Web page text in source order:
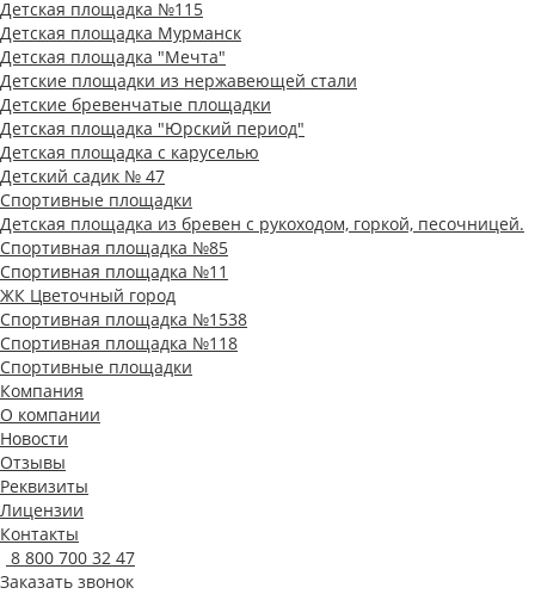
Детская площадка №115
Детская площадка Мурманск
Детская площадка "Мечта"
Детские площадки из нержавеющей стали
Детские бревенчатые площадки
Детская площадка "Юрский период"
Детская площадка с каруселью
Детский садик № 47
Спортивные площадки
Детская площадка из бревен с рукоходом, горкой, песочницей.
Спортивная площадка №85
Спортивная площадка №11
ЖК Цветочный город
Спортивная площадка №1538
Спортивная площадка №118
Спортивные площадки
Компания
О компании
Новости
Отзывы
Реквизиты
Лицензии
Контакты
8 800 700 32 47
Заказать звонок